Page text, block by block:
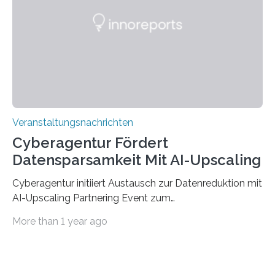
„QUAZAR“ mit insgesamt 1,15 Millionen Euro über vier
Veranstaltungsnachrichten
Cyberagentur Fördert
Datensparsamkeit Mit AI-Upscaling
Cyberagentur initiiert Austausch zur Datenreduktion mit
AI-Upscaling Partnering Event zum
innovative DatenverarbeitungDie Agentur für
More than 1 year ago